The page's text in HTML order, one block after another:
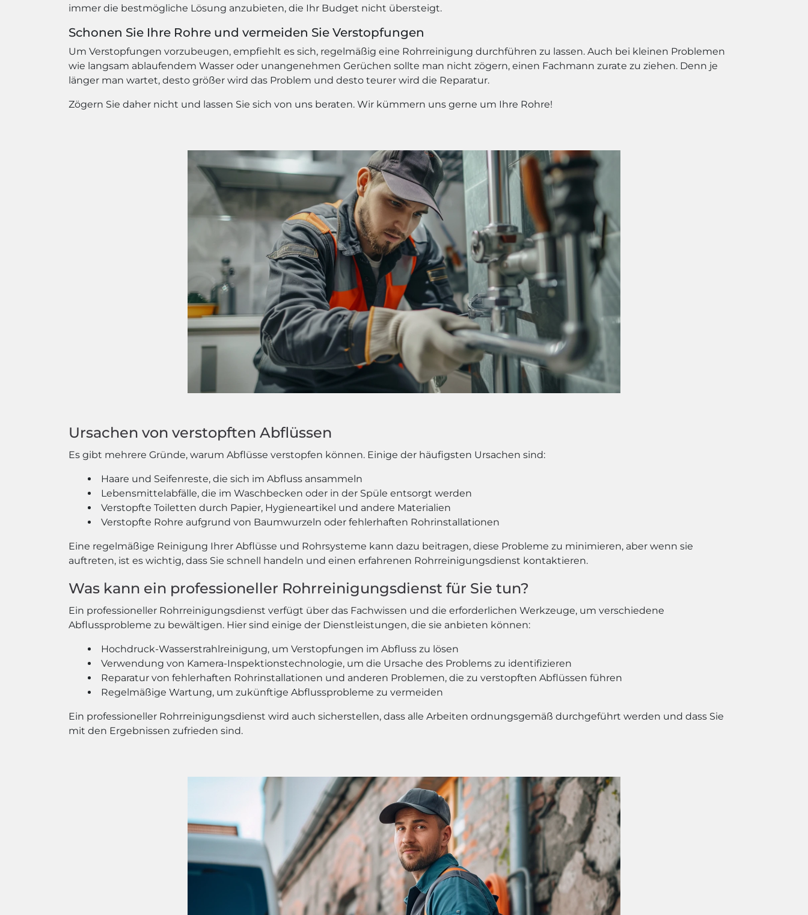
immer die bestmögliche Lösung anzubieten, die Ihr Budget nicht übersteigt.
Schonen Sie Ihre Rohre und vermeiden Sie Verstopfungen
Um Verstopfungen vorzubeugen, empfiehlt es sich, regelmäßig eine Rohrreinigung durchführen zu lassen. Auch bei kleinen Problemen
wie langsam ablaufendem Wasser oder unangenehmen Gerüchen sollte man nicht zögern, einen Fachmann zurate zu ziehen. Denn je
länger man wartet, desto größer wird das Problem und desto teurer wird die Reparatur.
Zögern Sie daher nicht und lassen Sie sich von uns beraten. Wir kümmern uns gerne um Ihre Rohre!
Ursachen von verstopften Abflüssen
Es gibt mehrere Gründe, warum Abflüsse verstopfen können. Einige der häufigsten Ursachen sind:
Haare und Seifenreste, die sich im Abfluss ansammeln
Lebensmittelabfälle, die im Waschbecken oder in der Spüle entsorgt werden
Verstopfte Toiletten durch Papier, Hygieneartikel und andere Materialien
Verstopfte Rohre aufgrund von Baumwurzeln oder fehlerhaften Rohrinstallationen
Eine regelmäßige Reinigung Ihrer Abflüsse und Rohrsysteme kann dazu beitragen, diese Probleme zu minimieren, aber wenn sie
auftreten, ist es wichtig, dass Sie schnell handeln und einen erfahrenen Rohrreinigungsdienst kontaktieren.
Was kann ein professioneller Rohrreinigungsdienst für Sie tun?
Ein professioneller Rohrreinigungsdienst verfügt über das Fachwissen und die erforderlichen Werkzeuge, um verschiedene
Abflussprobleme zu bewältigen. Hier sind einige der Dienstleistungen, die sie anbieten können:
Hochdruck-Wasserstrahlreinigung, um Verstopfungen im Abfluss zu lösen
Verwendung von Kamera-Inspektionstechnologie, um die Ursache des Problems zu identifizieren
Reparatur von fehlerhaften Rohrinstallationen und anderen Problemen, die zu verstopften Abflüssen führen
Regelmäßige Wartung, um zukünftige Abflussprobleme zu vermeiden
Ein professioneller Rohrreinigungsdienst wird auch sicherstellen, dass alle Arbeiten ordnungsgemäß durchgeführt werden und dass Sie
mit den Ergebnissen zufrieden sind.